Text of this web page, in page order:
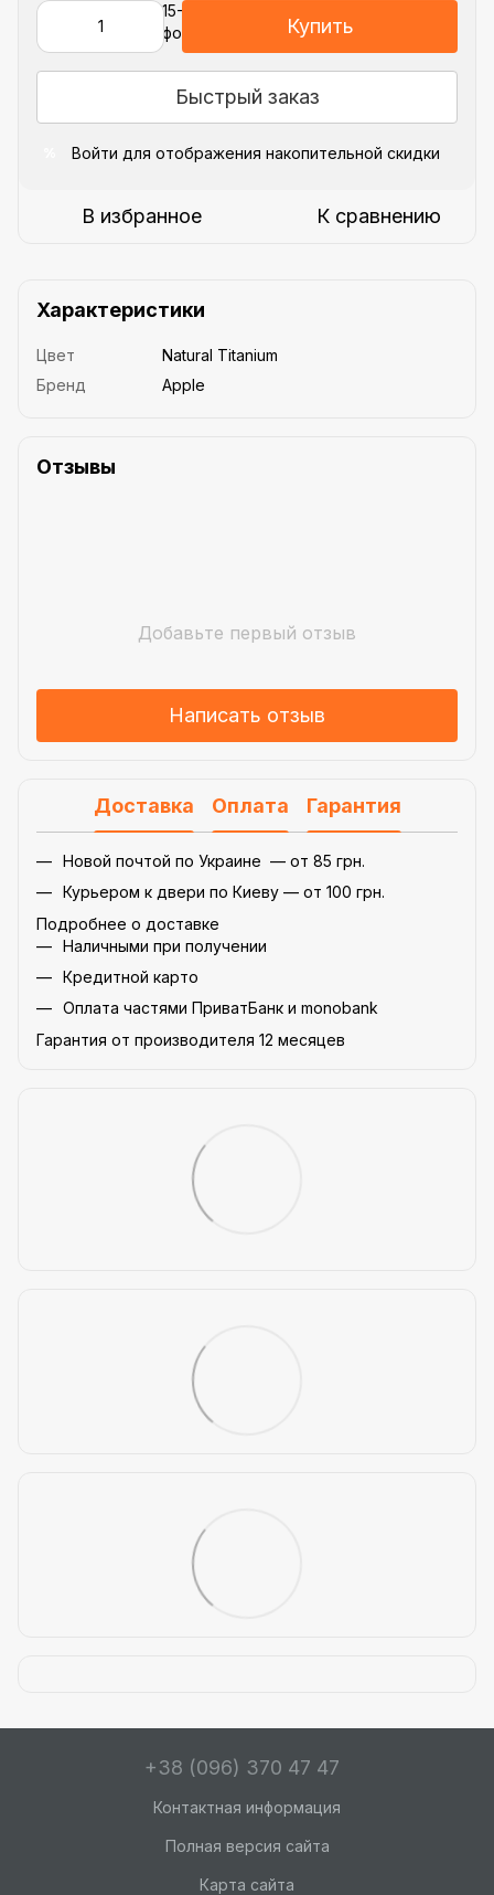
Купить
Быстрый заказ
Войти для отображения накопительной скидки
В избранное К сравнению
Характеристики
Цвет
Natural Titanium
Бренд
Apple
Отзывы
Добавьте первый отзыв
Написать отзыв
Доставка Оплата Гарантия
Новой почтой по Украине — от 85 грн.
Курьером к двери по Киеву — от 100 грн.
Подробнее о доставке
Наличными при получении
Кредитной карто
Оплата частями ПриватБанк и monobank
Гарантия от производителя 12 месяцев
+38 (096) 370 47 47
Контактная информация
Полная версия сайта
Карта сайта